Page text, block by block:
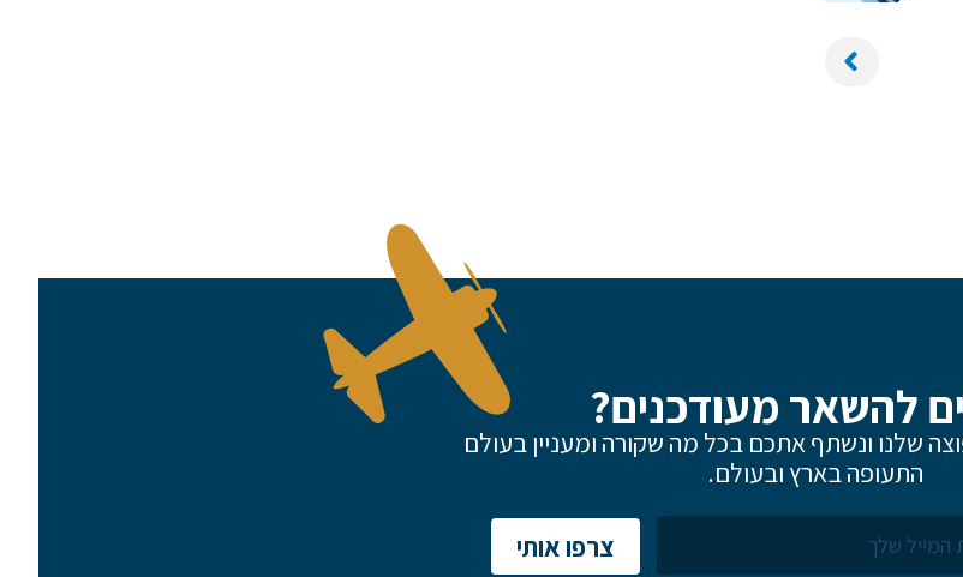
להשאר מעודכנים?
שלנו ונשתף אתכם בכל מה שקורה ומעניין בעולם
התעופה בארץ ובעולם.
צרפו אותי